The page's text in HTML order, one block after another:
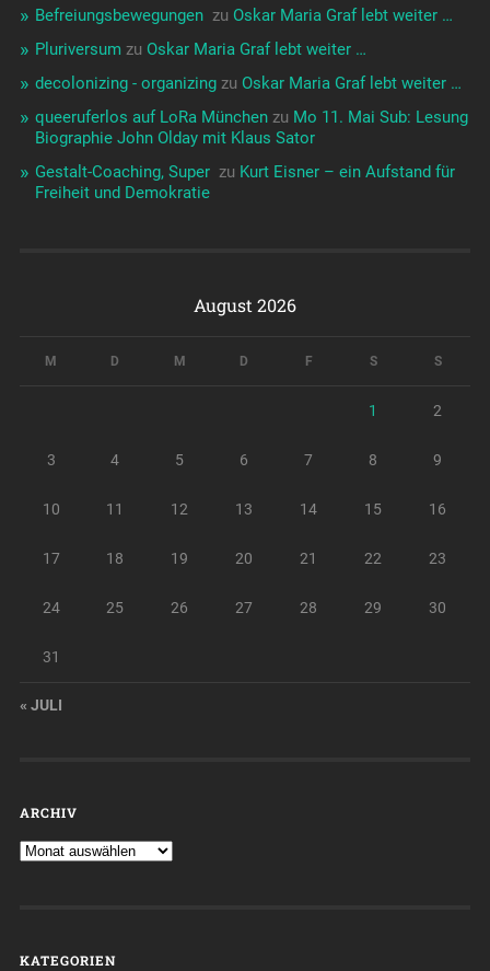
Befreiungsbewegungen ️‍ zu Oskar Maria Graf lebt weiter …
Pluriversum zu Oskar Maria Graf lebt weiter …
decolonizing - organizingzu Oskar Maria Graf lebt weiter …
queeruferlos auf LoRa Münchenzu Mo 11. Mai Sub: Lesung
Biographie John Olday mit Klaus Sator
Gestalt-Coaching, Super ️‍ zu Kurt Eisner – ein Aufstand für
Freiheit und Demokratie
August 2026
M D M D F S S
1 2
3 4 5 6 7 8 9
10 11 12 13 14 15 16
17 18 19 20 21 22 23
24 25 26 27 28 29 30
31
« JULI
ARCHIV
KATEGORIEN